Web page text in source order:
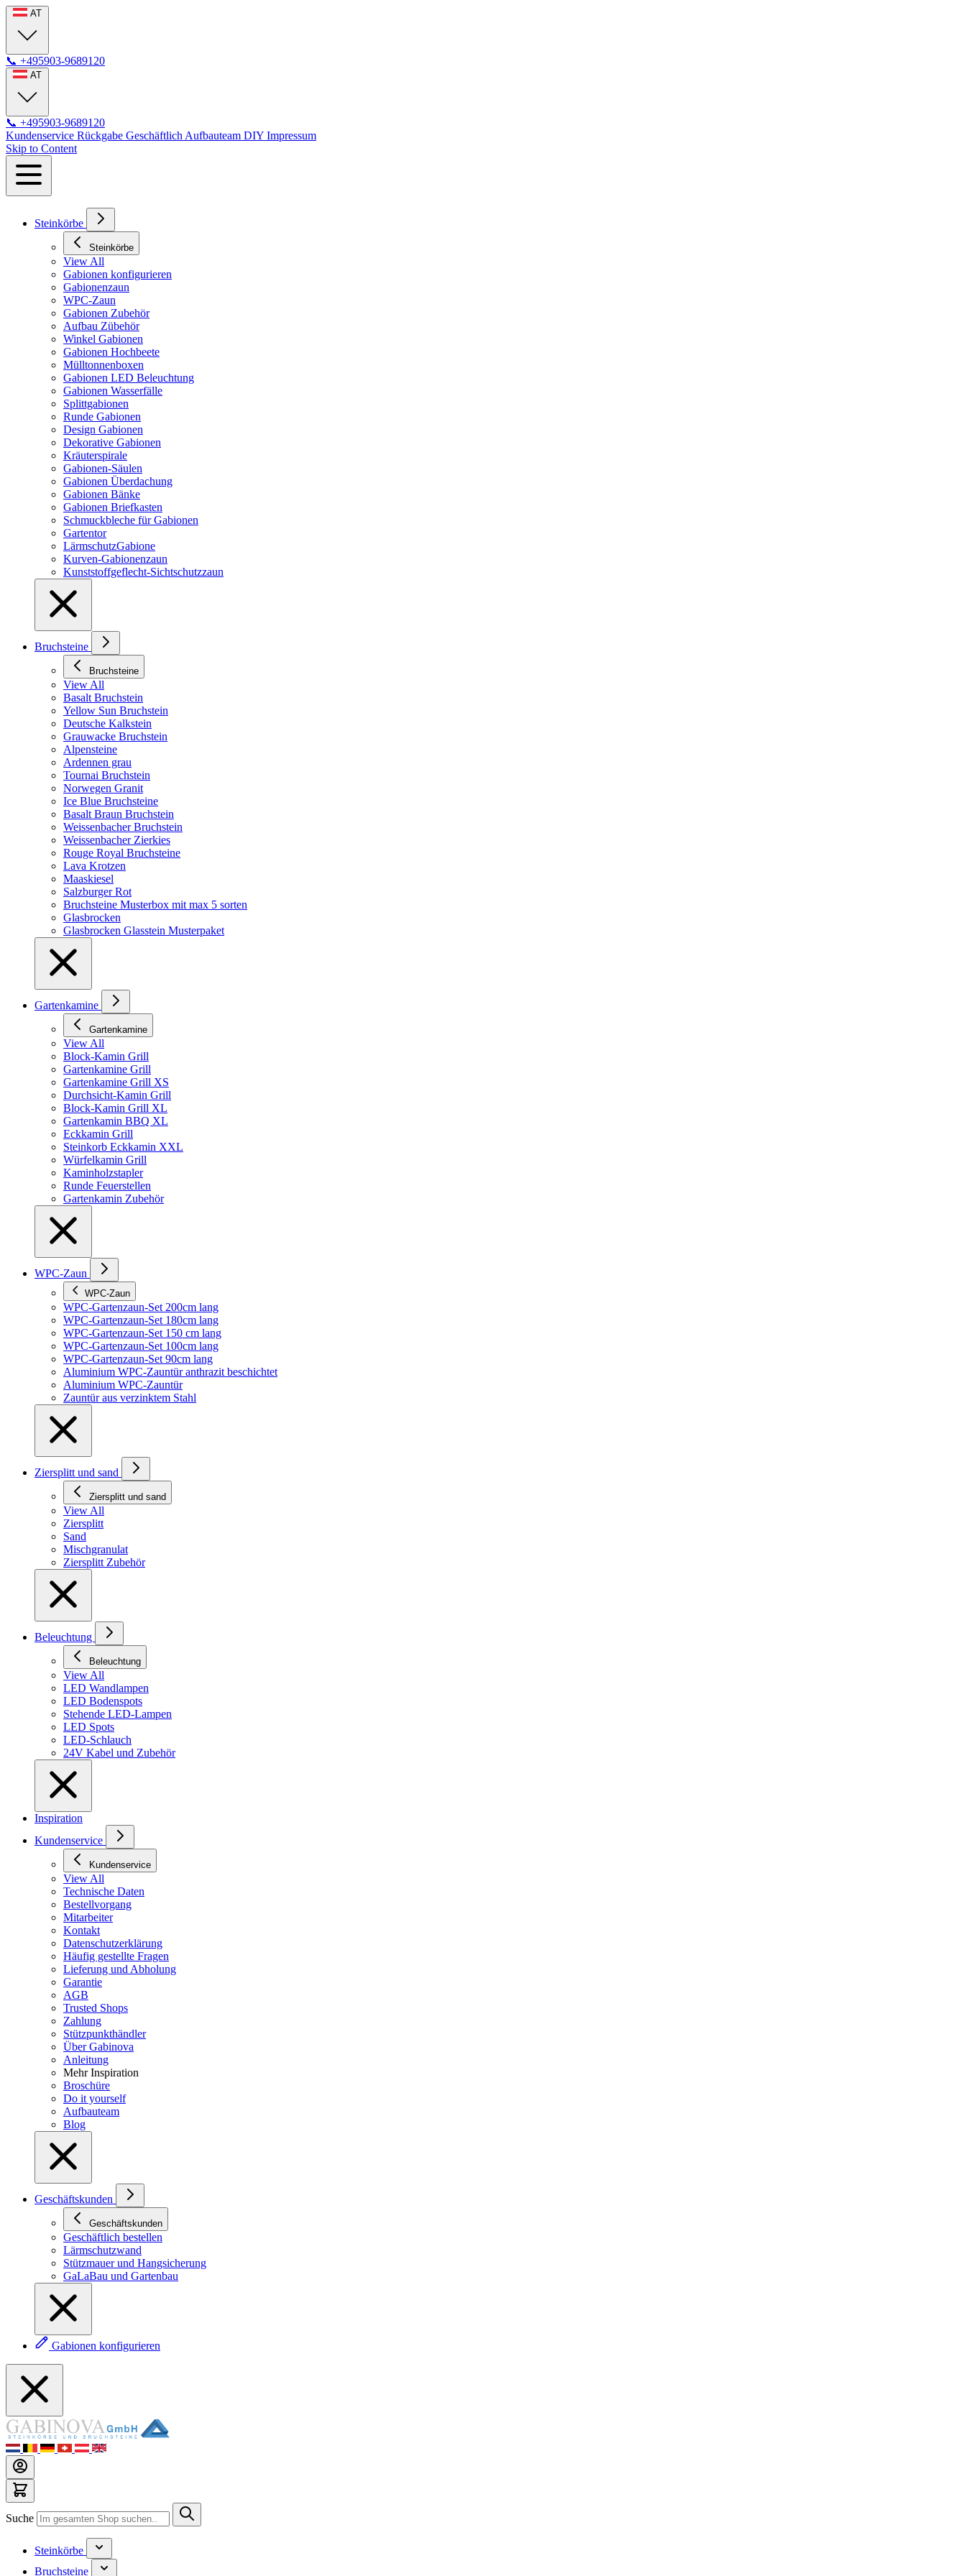
AT
📞 +495903-9689120
AT
📞 +495903-9689120
Kundenservice Rückgabe Geschäftlich Aufbauteam DIY Impressum
Skip to Content
Steinkörbe
Steinkörbe
View All
Gabionen konfigurieren
Gabionenzaun
WPC-Zaun
Gabionen Zubehör
Aufbau Zübehör
Winkel Gabionen
Gabionen Hochbeete
Mülltonnenboxen
Gabionen LED Beleuchtung
Gabionen Wasserfälle
Splittgabionen
Runde Gabionen
Design Gabionen
Dekorative Gabionen
Kräuterspirale
Gabionen-Säulen
Gabionen Überdachung
Gabionen Bänke
Gabionen Briefkasten
Schmuckbleche für Gabionen
Gartentor
LärmschutzGabione
Kurven-Gabionenzaun
Kunststoffgeflecht-Sichtschutzzaun
Bruchsteine
Bruchsteine
View All
Basalt Bruchstein
Yellow Sun Bruchstein
Deutsche Kalkstein
Grauwacke Bruchstein
Alpensteine
Ardennen grau
Tournai Bruchstein
Norwegen Granit
Ice Blue Bruchsteine
Basalt Braun Bruchstein
Weissenbacher Bruchstein
Weissenbacher Zierkies
Rouge Royal Bruchsteine
Lava Krotzen
Maaskiesel
Salzburger Rot
Bruchsteine Musterbox mit max 5 sorten
Glasbrocken
Glasbrocken Glasstein Musterpaket
Gartenkamine
Gartenkamine
View All
Block-Kamin Grill
Gartenkamine Grill
Gartenkamine Grill XS
Durchsicht-Kamin Grill
Block-Kamin Grill XL
Gartenkamin BBQ XL
Eckkamin Grill
Steinkorb Eckkamin XXL
Würfelkamin Grill
Kaminholzstapler
Runde Feuerstellen
Gartenkamin Zubehör
WPC-Zaun
WPC-Zaun
WPC-Gartenzaun-Set 200cm lang
WPC-Gartenzaun-Set 180cm lang
WPC-Gartenzaun-Set 150 cm lang
WPC-Gartenzaun-Set 100cm lang
WPC-Gartenzaun-Set 90cm lang
Aluminium WPC-Zauntür anthrazit beschichtet
Aluminium WPC-Zauntür
Zauntür aus verzinktem Stahl
Ziersplitt und sand
Ziersplitt und sand
View All
Ziersplitt
Sand
Mischgranulat
Ziersplitt Zubehör
Beleuchtung
Beleuchtung
View All
LED Wandlampen
LED Bodenspots
Stehende LED-Lampen
LED Spots
LED-Schlauch
24V Kabel und Zubehör
Inspiration
Kundenservice
Kundenservice
View All
Technische Daten
Bestellvorgang
Mitarbeiter
Kontakt
Datenschutzerklärung
Häufig gestellte Fragen
Lieferung und Abholung
Garantie
AGB
Trusted Shops
Zahlung
Stützpunkthändler
Über Gabinova
Anleitung
Mehr Inspiration
Broschüre
Do it yourself
Aufbauteam
Blog
Geschäftskunden
Geschäftskunden
Geschäftlich bestellen
Lärmschutzwand
Stützmauer und Hangsicherung
GaLaBau und Gartenbau
Gabionen konfigurieren
Suche
Steinkörbe
Bruchsteine